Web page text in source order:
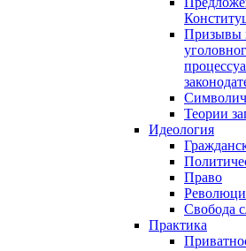
Призывы
Теории
Идеология
Право
Свобода
Практика